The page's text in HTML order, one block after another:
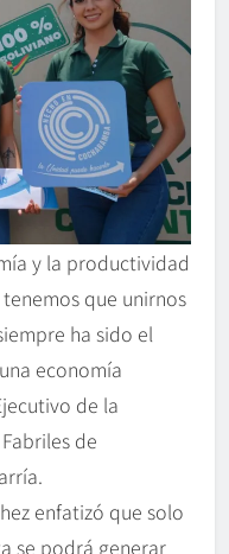
y la productividad
que unirnos
ha sido el
economía
de la
de
enfatizó que solo
se podrá generar